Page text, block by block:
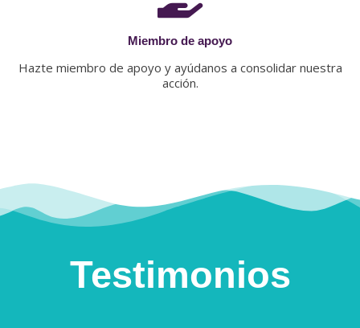
Miembro de apoyo
Hazte miembro de apoyo y ayúdanos a consolidar nuestra
acción.
Testimonios